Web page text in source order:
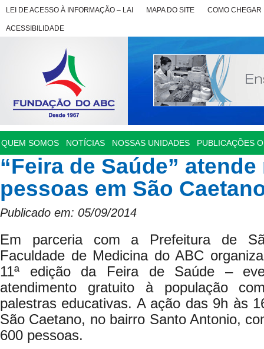
LEI DE ACESSO À INFORMAÇÃO – LAI MAPA DO SITE COMO CHEGAR
ACESSIBILIDADE
QUEM SOMOS NOTÍCIAS NOSSAS UNIDADES PUBLICAÇÕES
“Feira de Saúde”
pessoas em São
Publicado em: 05/09/2014
Em parceria com a Prefeitura de
Faculdade de Medicina do ABC
11ª edição da Feira de Saúde –
atendimento gratuito à população
palestras educativas. A ação das 9h às
São Caetano, no bairro Santo Antonio,
600 pessoas.